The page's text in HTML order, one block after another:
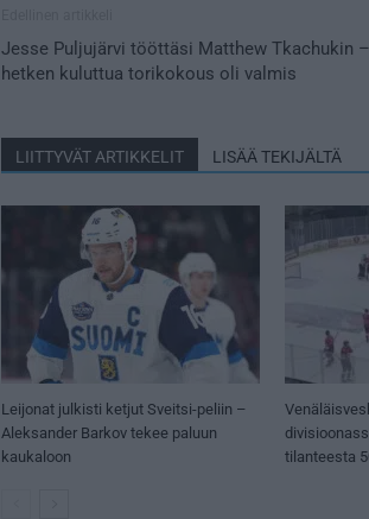
Jesse Puljujärvi tööttäsi Matthew Tkachukin –
hetken kuluttua torikokous oli valmis
LIITTYVÄT ARTIKKELIT LISÄÄ TEKIJÄLTÄ
Leijonat julkisti ketjut Sveitsi-peliin –
Aleksander Barkov tekee paluun
kaukaloon
tilanteesta